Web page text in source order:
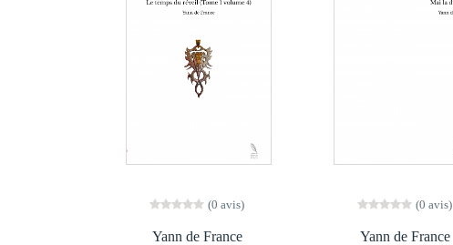
(0 avis)
Yann de France
(0 avis)
Yann de France